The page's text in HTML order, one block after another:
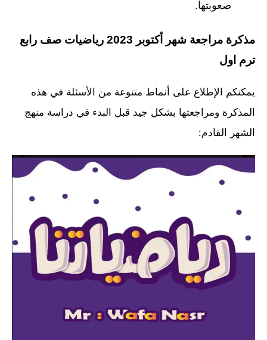
صعوبتها.
مذكرة مراجعة شهر أكتوبر 2023 رياضيات صف رابع
ترم اول
يمكنكم الإطلاع على أنماط متنوعة من الأسئلة في هذه
المذكرة ومراجعتها بشكل جيد قبل البدء في دراسة منهج
الشهر القادم: